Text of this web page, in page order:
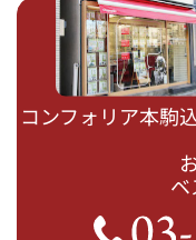
コンフォリア本駒